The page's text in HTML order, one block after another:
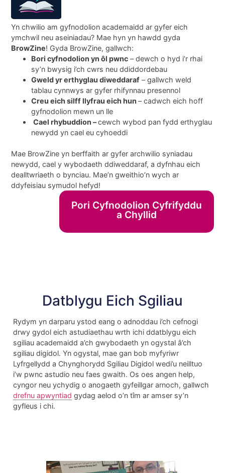
Yn chwilio am gyfnodolion academaidd ar gyfer eich
ymchwil neu aseiniadau? Mae hyn yn hawdd gyda
BrowZine! Gyda BrowZine, gallwch:
Bori cyfnodolion yn ôl pwnc – dewch o hyd i’r rhai
sy’n bwysig i’ch cwrs neu ddiddordebau
Gweld yr erthyglau diweddaraf – gallwch weld
tablau cynnwys ar gyfer rhifynnau presennol
Creu eich silff llyfrau eich hun– cadwch eich hoff
gyfnodolion mewn un lle
Cael rhybuddion –cewch wybod pan fydd erthyglau
newydd yn cael eu cyhoeddi
Mae BrowZine yn berffaith ar gyfer archwilio syniadau
newydd, cael y wybodaeth ddiweddaraf, a dyfnhau eich
dealltwriaeth o bynciau. Mae’n gweithio’n wych ar
ddyfeisiau symudol hefyd!
Pori Cyfnodolion Cyfrifyddu
a Chyllid
Datblygu Eich Sgiliau
Rydym yn darparu ystod eang o adnoddau i’ch cefnogi
drwy gydol eich astudiaethau wrth ichi ddatblygu eich
sgiliau academaidd a’ch gwybodaeth yn ogystal â’ch
sgiliau digidol. Yn ogystal, mae gan bob myfyriwr
Lyfrgellydd a Chynghorydd Sgiliau Digidol wedi’u neilltuo
i’w pwnc astudio neu faes gwaith. Os oes angen help,
cyngor neu ychydig o anogaeth gyfeillgar arnoch, gallwch
drefnu apwyntiad gydag aelod o’n tîm ar amser sy’n
gyfleus i chi.